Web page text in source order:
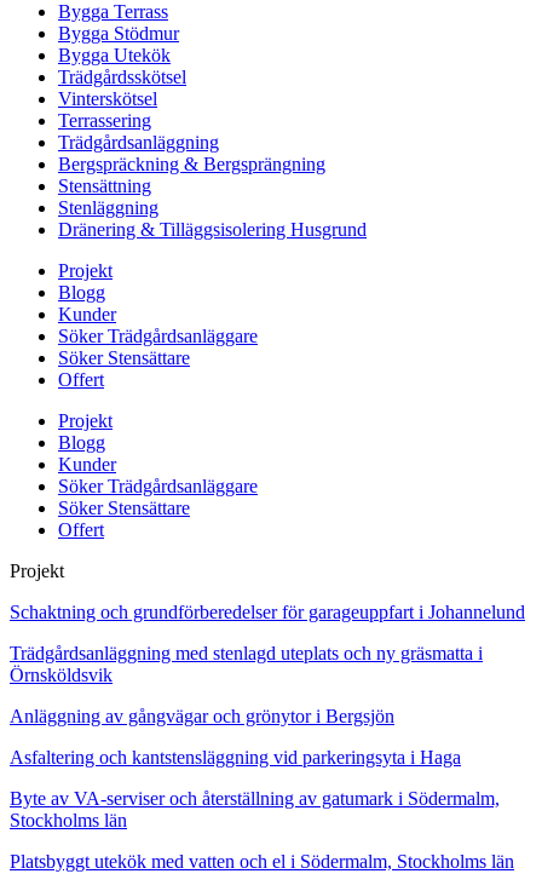
Bygga Terrass
Bygga Stödmur
Bygga Utekök
Trädgårdsskötsel
Vinterskötsel
Terrassering
Trädgårdsanläggning
Bergspräckning & Bergsprängning
Stensättning
Stenläggning
Dränering & Tilläggsisolering Husgrund
Projekt
Blogg
Kunder
Söker Trädgårdsanläggare
Söker Stensättare
Offert
Projekt
Blogg
Kunder
Söker Trädgårdsanläggare
Söker Stensättare
Offert
Projekt
Schaktning och grundförberedelser för garageuppfart i Johannelund
Trädgårdsanläggning med stenlagd uteplats och ny gräsmatta i
Örnsköldsvik
Anläggning av gångvägar och grönytor i Bergsjön
Asfaltering och kantstensläggning vid parkeringsyta i Haga
Byte av VA-serviser och återställning av gatumark i Södermalm,
Stockholms län
Platsbyggt utekök med vatten och el i Södermalm, Stockholms län